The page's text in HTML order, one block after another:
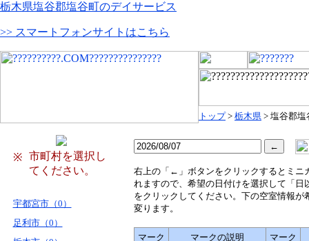
栃木県塩谷郡塩谷町のデイサービス
>> スマートフォンサイトはこちら
トップ> 栃木県 > 塩谷郡塩
※
市町村を選択し
てください。
宇都宮市（0）
足利市（0）
右上の「←」ボタンをクリックするとミニ
れますので、希望の日付けを選択して「日
をクリックしてください。下の空室情報が
変ります。
マーク マークの説明
マーク